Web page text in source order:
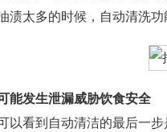
渍太多的时候，自动清洗功
能发生泄漏威胁饮食安全
看到自动清洁的最后一步